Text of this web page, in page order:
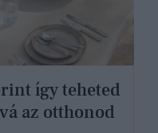
így teheted
az otthonod